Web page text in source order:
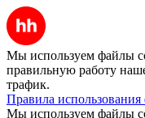
Мы используем файлы
правильную работу
трафик.
Правила
Мы используем файлы